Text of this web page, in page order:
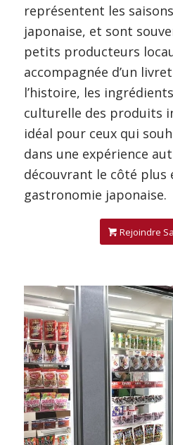
représentent les
japonaise, et sont
petits producteurs
accompagnée d’un
l’histoire, les
culturelle des produits
idéal pour ceux qui
dans une expérience
découvrant le côté plus
gastronomie japonaise.
Rejoindre